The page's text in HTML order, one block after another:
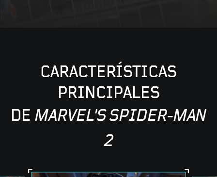
CARACTERÍSTICAS
PRINCIPALES
DE MARVEL'S SPIDER-MAN
2